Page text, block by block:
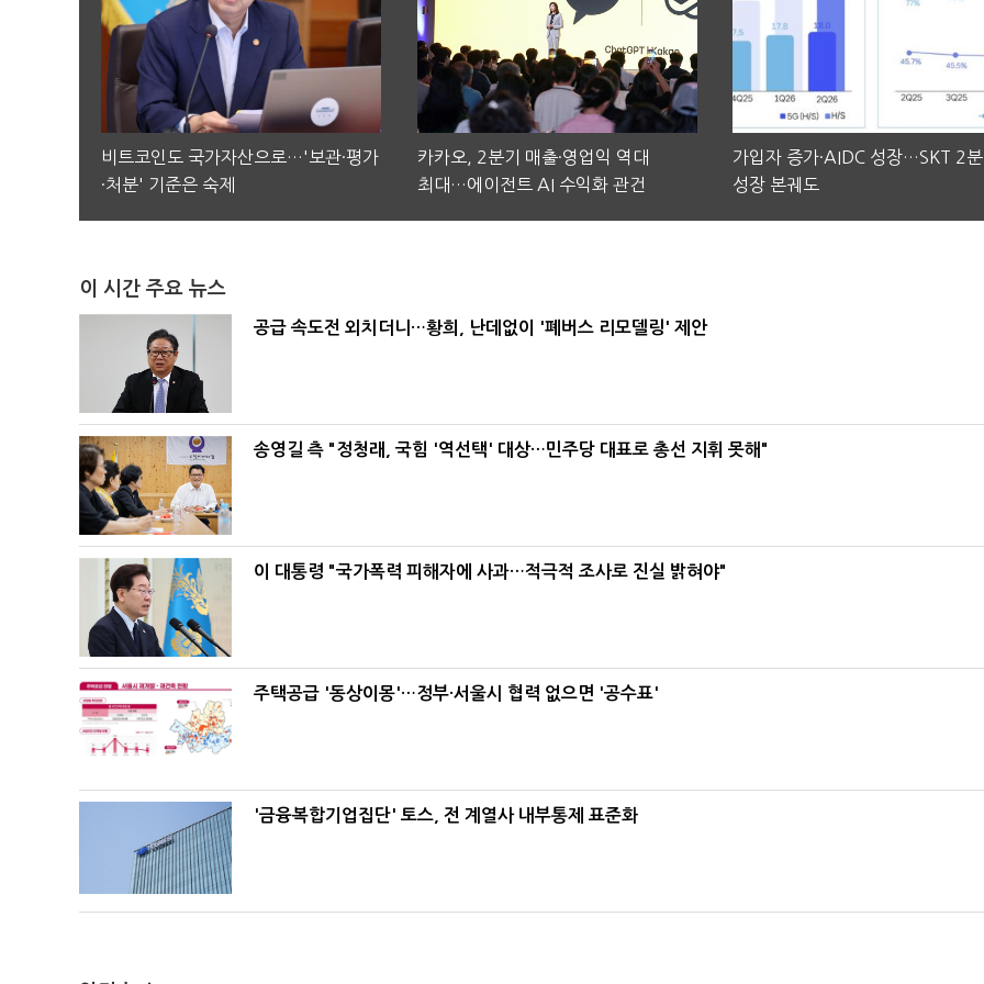
비트코인도 국가자산으로…'보관·평가
·처분' 기준은 숙제
카카오, 2분기 매출·영업익 역대
최대…에이전트 AI 수익화 관건
가입자 증가·AIDC 성장…SKT 2
성장 본궤도
이 시간 주요 뉴스
공급 속도전 외치더니…황희, 난데없이 '폐버스 리모델링' 제안
송영길 측 "정청래, 국힘 '역선택' 대상…민주당 대표로 총선 지휘 못해"
이 대통령 "국가폭력 피해자에 사과…적극적 조사로 진실 밝혀야"
주택공급 '동상이몽'…정부·서울시 협력 없으면 '공수표'
'금융복합기업집단' 토스, 전 계열사 내부통제 표준화